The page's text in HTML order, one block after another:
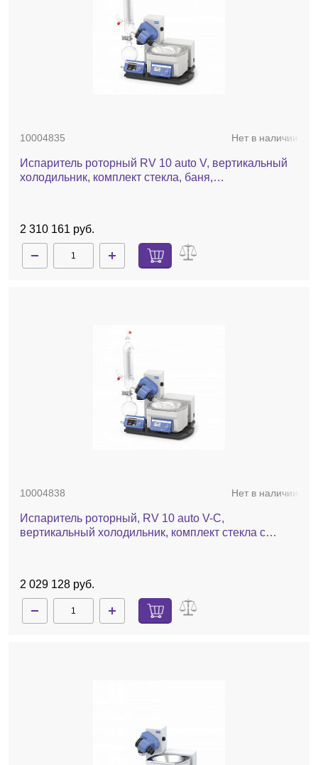
10004835 Нет в наличии
Испаритель роторный RV 10 auto V, вертикальный
холодильник, комплект стекла, баня,
2 310 161 руб.
10004838 Нет в наличии
Испаритель роторный, RV 10 auto V-С,
вертикальный холодильник, комплект стекла c
2 029 128 руб.